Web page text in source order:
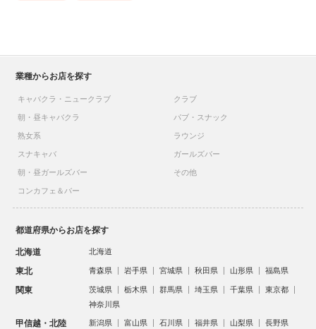
業種からお店を探す
キャバクラ・ニュークラブ
クラブ
朝・昼キャバクラ
パブ・スナック
熟女系
ラウンジ
スナキャバ
ガールズバー
朝・昼ガールズバー
その他
コンカフェ＆バー
都道府県からお店を探す
北海道 北海道
東北 青森県 岩手県 宮城県 秋田県 山形県 福島県
関東 茨城県 栃木県 群馬県 埼玉県 千葉県
東京都
神奈川県
甲信越・北陸 新潟県 富山県 石川県 福井県 山梨県 長野県